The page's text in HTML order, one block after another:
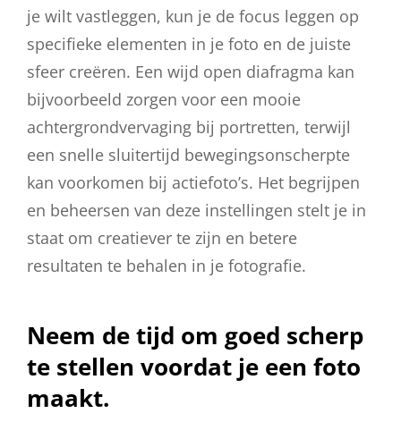
je wilt vastleggen, kun je de focus leggen op
specifieke elementen in je foto en de juiste
sfeer creëren. Een wijd open diafragma kan
bijvoorbeeld zorgen voor een mooie
achtergrondvervaging bij portretten, terwijl
een snelle sluitertijd bewegingsonscherpte
kan voorkomen bij actiefoto’s. Het begrijpen
en beheersen van deze instellingen stelt je in
staat om creatiever te zijn en betere
resultaten te behalen in je fotografie.
Neem de tijd om goed scherp
te stellen voordat je een foto
maakt.